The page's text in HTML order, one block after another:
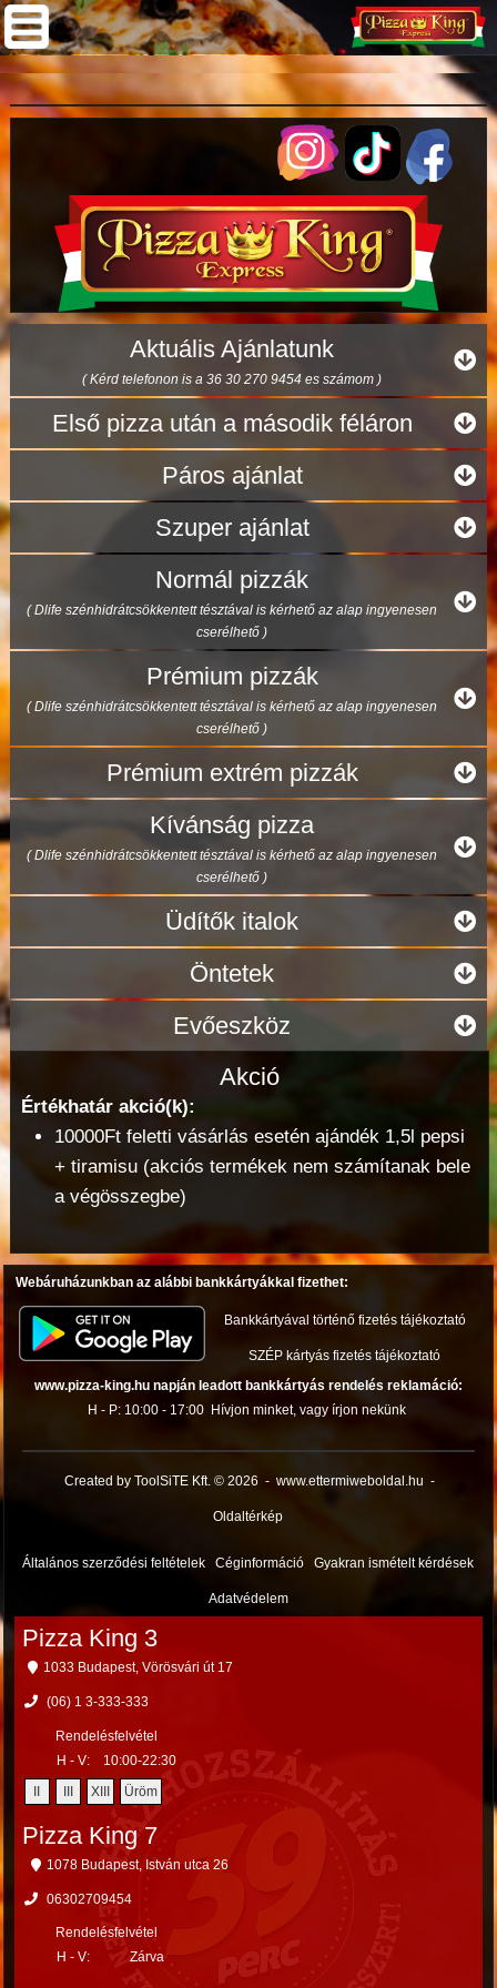
Aktuális Ajánlatunk
( Kérd telefonon is a 36 30 270 9454 es számom )
Első pizza után a második féláron
Páros ajánlat
Szuper ajánlat
Normál pizzák
( Dlife szénhidrátcsökkentett tésztával is kérhető az alap ingyenesen
cserélhető )
Prémium pizzák
( Dlife szénhidrátcsökkentett tésztával is kérhető az alap ingyenesen
cserélhető )
Prémium extrém pizzák
Kívánság pizza
( Dlife szénhidrátcsökkentett tésztával is kérhető az alap ingyenesen
cserélhető )
Üdítők italok
Öntetek
Evőeszköz
Akció
Értékhatár akció(k):
10000Ft feletti vásárlás esetén ajándék 1,5l pepsi
+ tiramisu (akciós termékek nem számítanak bele
a végösszegbe)
Webáruházunkban az alábbi bankkártyákkal fizethet:
Bankkártyával történő fizetés tájékoztató
SZÉP kártyás fizetés tájékoztató
www.pizza-king.hu napján leadott bankkártyás rendelés reklamáció:
H - P: 10:00 - 17:00 Hívjon minket, vagy írjon nekünk
Created by ToolSiTE Kft. © 2026 - www.ettermiweboldal.hu -
Oldaltérkép
Általános szerződési feltételek Céginformáció Gyakran ismételt kérdések
Adatvédelem
Pizza King 3
1033 Budapest, Vörösvári út 17
(06) 1 3-333-333
Rendelésfelvétel
H - V:
10:00-22:30
II III XIII Üröm
Pizza King 7
1078 Budapest, István utca 26
06302709454
Rendelésfelvétel
H - V:
Zárva